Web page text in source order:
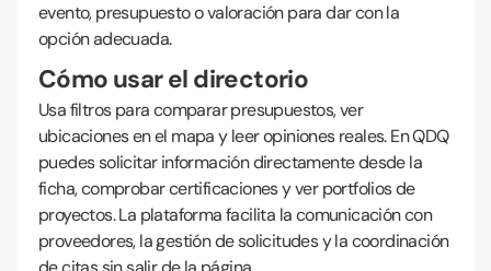
evento, presupuesto o valoración para dar con la
opción adecuada.
Cómo usar el directorio
Usa filtros para comparar presupuestos, ver
ubicaciones en el mapa y leer opiniones reales. En QDQ
puedes solicitar información directamente desde la
ficha, comprobar certificaciones y ver portfolios de
proyectos. La plataforma facilita la comunicación con
proveedores, la gestión de solicitudes y la coordinación